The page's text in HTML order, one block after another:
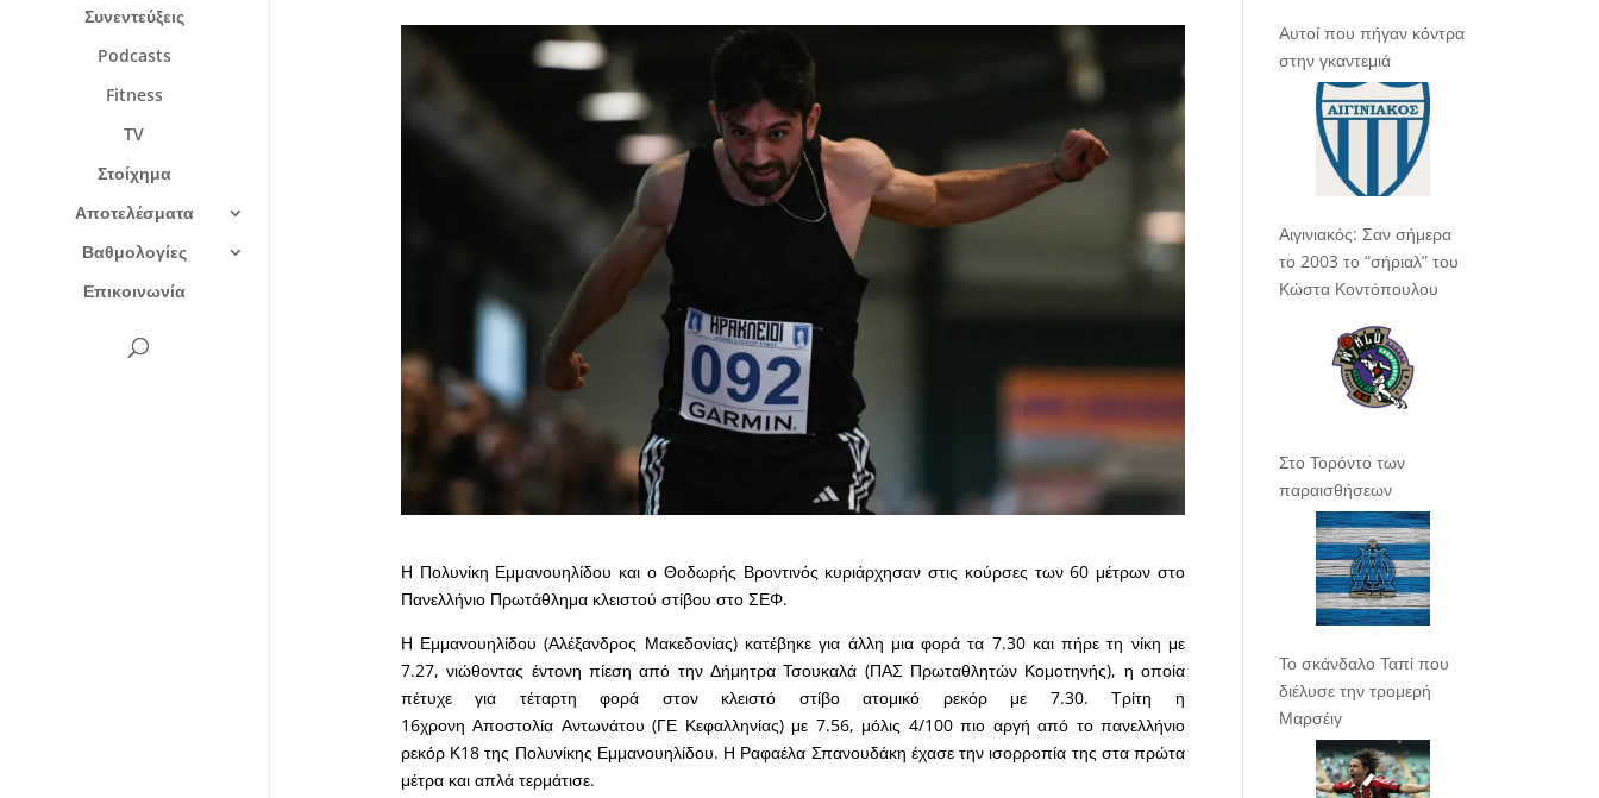
Συνεντεύξεις
Podcasts
Fitness
TV
Στοίχημα
Αποτελέσματα
Βαθμολογίες
Επικοινωνία
Η Πολυνίκη Εμμανουηλίδου και ο Θοδωρής Βροντινός κυριάρχησαν στις κούρσες των 60 μέτρων στο
Πανελλήνιο Πρωτάθλημα κλειστού στίβου στο ΣΕΦ.
Η Εμμανουηλίδου (Αλέξανδρος Μακεδονίας) κατέβηκε για άλλη μια φορά τα 7.30 και πήρε τη νίκη με
7.27, νιώθοντας έντονη πίεση από την Δήμητρα Τσουκαλά (ΠΑΣ Πρωταθλητών Κομοτηνής), η οποία
πέτυχε για τέταρτη φορά στον κλειστό στίβο ατομικό ρεκόρ με 7.30. Τρίτη η
16χρονη Αποστολία Αντωνάτου (ΓΕ Κεφαλληνίας) με 7.56, μόλις 4/100 πιο αργή από το πανελλήνιο
ρεκόρ Κ18 της Πολυνίκης Εμμανουηλίδου. Η Ραφαέλα Σπανουδάκη έχασε την ισορροπία της στα πρώτα
μέτρα και απλά τερμάτισε.
Αυτοί που πήγαν κόντρα
στην γκαντεμιά
Αιγινιακός: Σαν σήμερα
το 2003 το “σήριαλ” του
Κώστα Κοντόπουλου
Στο Τορόντο των
παραισθήσεων
Το σκάνδαλο Ταπί που
διέλυσε την τρομερή
Μαρσέιγ